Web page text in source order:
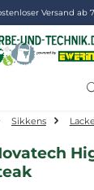
Versand ab
Sikkens